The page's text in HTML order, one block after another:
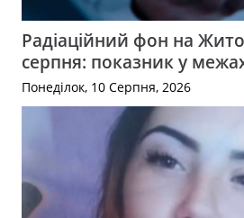
Радіаційний фон на
серпня: показник у
Понеділок, 10 Серпня, 2026